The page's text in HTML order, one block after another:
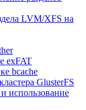
LVM/XFS на
exFAT
bcache
GlusterFS
использование